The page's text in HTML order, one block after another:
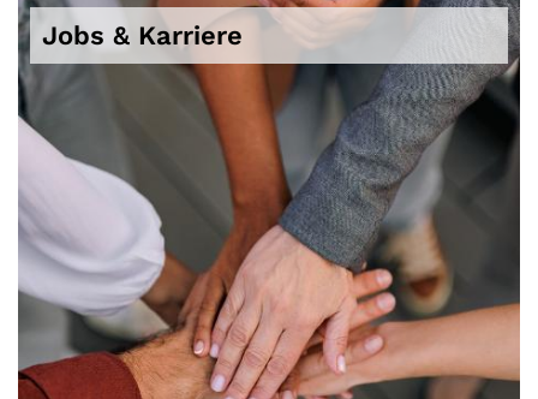
Jobs & Karriere